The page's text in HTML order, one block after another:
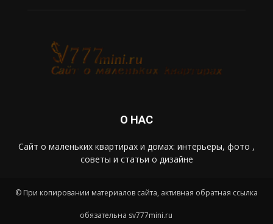
О НАС
Сайт о маленьких квартирах и домах: интерьеры, фото ,
советы и статьи о дизайне
© При копировании материалов сайта, активная обратная ссылка
обязательна sv777mini.ru